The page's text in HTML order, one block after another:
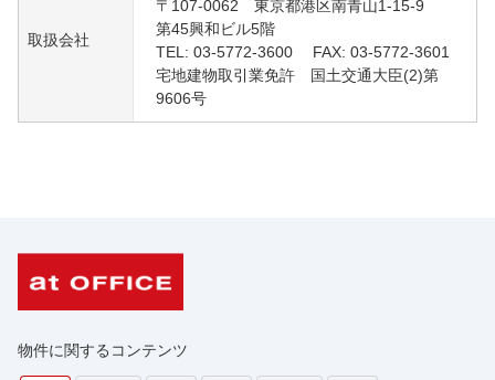
取扱会社
〒107-0062 東京都港区南青山1-15-9
第45興和ビル5階
TEL: 03-5772-3600 FAX: 03-5772-3601
宅地建物取引業免許 国土交通大臣(2)第
9606号
物件に関するコンテンツ